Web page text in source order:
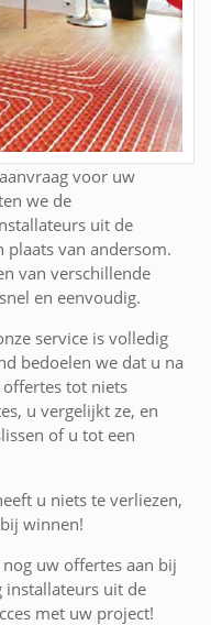
voor uw
we de
uit de
plaats van andersom.
van verschillende
en eenvoudig.
service is volledig
bedoelen we dat u na
tot niets
u vergelijkt ze, en
of u tot een
u niets te verliezen,
winnen!
uw offertes aan bij
uit de
met uw project!